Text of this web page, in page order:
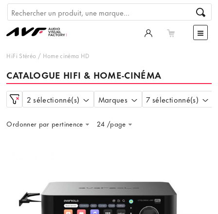
HiFi Stéréo / Home cinéma HD
CATALOGUE HIFI & HOME-CINÉMA
2 sélectionné(s) Marques 7 sélectionné(s)
Ordonner par pertinence 24 /page